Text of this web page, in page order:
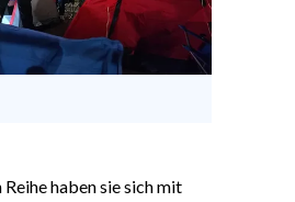
haben sie sich mit